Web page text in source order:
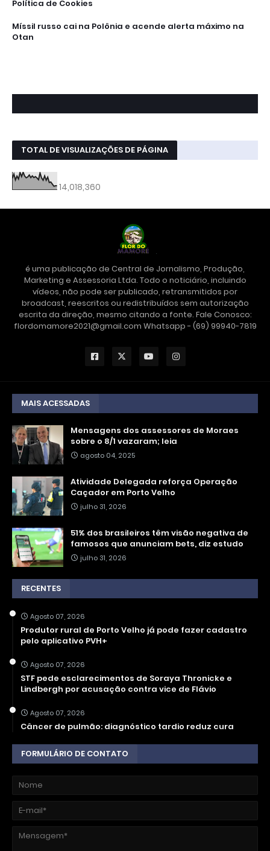
Política de Cookies
Míssil russo cai na Polônia e acende alerta máximo na
Otan
TOTAL DE VISUALIZAÇÕES DE PÁGINA
14,018,360
é uma publicação de Central de Jornalismo, Produção,
Marketing e Assessoria Ltda. Todo o noticiário, incluindo
vídeos, não pode ser publicado, retransmitidos por
broadcast, reescritos ou redistribuídos sem autorização
escrita da direção, mesmo citando a fonte. Fale Conosco:
flordomamore2021@gmail.com Whatsapp - (69) 99940-7819
MAIS ACESSADAS
Mensagens dos assessores de Moraes
sobre o 8/1 vazaram; leia
agosto 04, 2025
Atividade Delegada reforça Operação
Caçador em Porto Velho
julho 31, 2026
51% dos brasileiros têm visão negativa de
famosos que anunciam bets, diz estudo
julho 31, 2026
RECENTES
Agosto 07, 2026
Produtor rural de Porto Velho já pode fazer cadastro
pelo aplicativo PVH+
Agosto 07, 2026
STF pede esclarecimentos de Soraya Thronicke e
Lindbergh por acusação contra vice de Flávio
Agosto 07, 2026
Câncer de pulmão: diagnóstico tardio reduz cura
FORMULÁRIO DE CONTATO